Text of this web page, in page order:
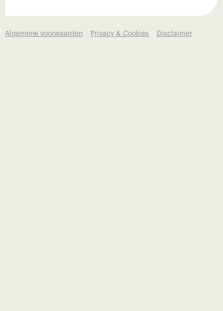
Algemene voorwaarden Privacy & Cookies Disclaimer